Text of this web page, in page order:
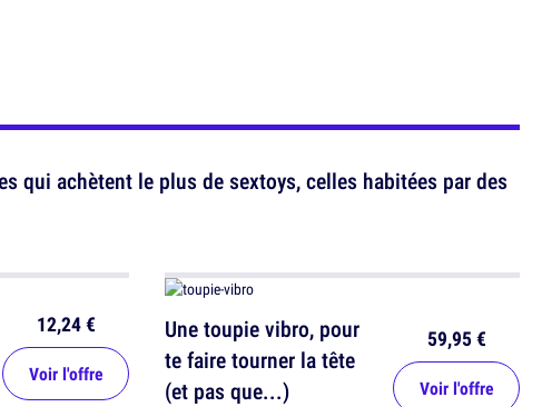
qui achètent le plus de sextoys, celles habitées par des
12,24 €
Voir l'offre
Une toupie vibro, pour
te faire tourner la tête
(et pas que...)
59,95 €
Voir l'offre